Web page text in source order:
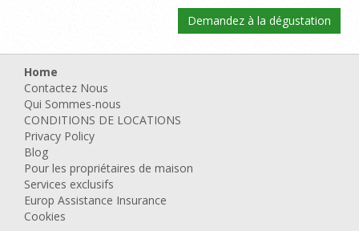
Demandez à la dégustation
Home
Contactez Nous
Qui Sommes-nous
CONDITIONS DE LOCATIONS
Privacy Policy
Blog
Pour les propriétaires de maison
Services exclusifs
Europ Assistance Insurance
Cookies